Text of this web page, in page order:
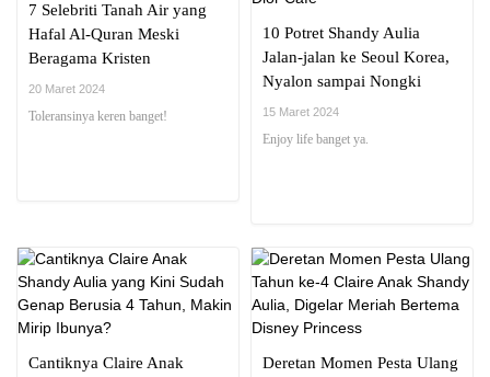
7 Selebriti Tanah Air yang
Hafal Al-Quran Meski
Beragama Kristen
20 Maret 2024
Toleransinya keren banget!
10 Potret Shandy Aulia
Jalan-jalan ke Seoul Korea,
Nyalon sampai Nongki
Cantik di Dior Cafe
15 Maret 2024
Enjoy life banget ya.
Cantiknya Claire Anak
Deretan Momen Pesta Ulang